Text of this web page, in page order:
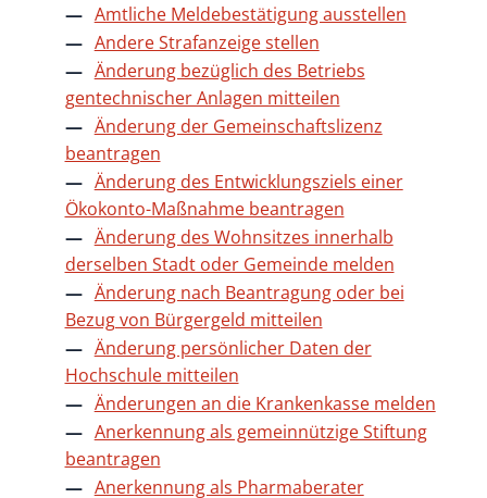
Amtliche Meldebestätigung ausstellen
Andere Strafanzeige stellen
Änderung bezüglich des Betriebs
gentechnischer Anlagen mitteilen
Änderung der Gemeinschaftslizenz
beantragen
Änderung des Entwicklungsziels einer
Ökokonto-Maßnahme beantragen
Änderung des Wohnsitzes innerhalb
derselben Stadt oder Gemeinde melden
Änderung nach Beantragung oder bei
Bezug von Bürgergeld mitteilen
Änderung persönlicher Daten der
Hochschule mitteilen
Änderungen an die Krankenkasse melden
Anerkennung als gemeinnützige Stiftung
beantragen
Anerkennung als Pharmaberater